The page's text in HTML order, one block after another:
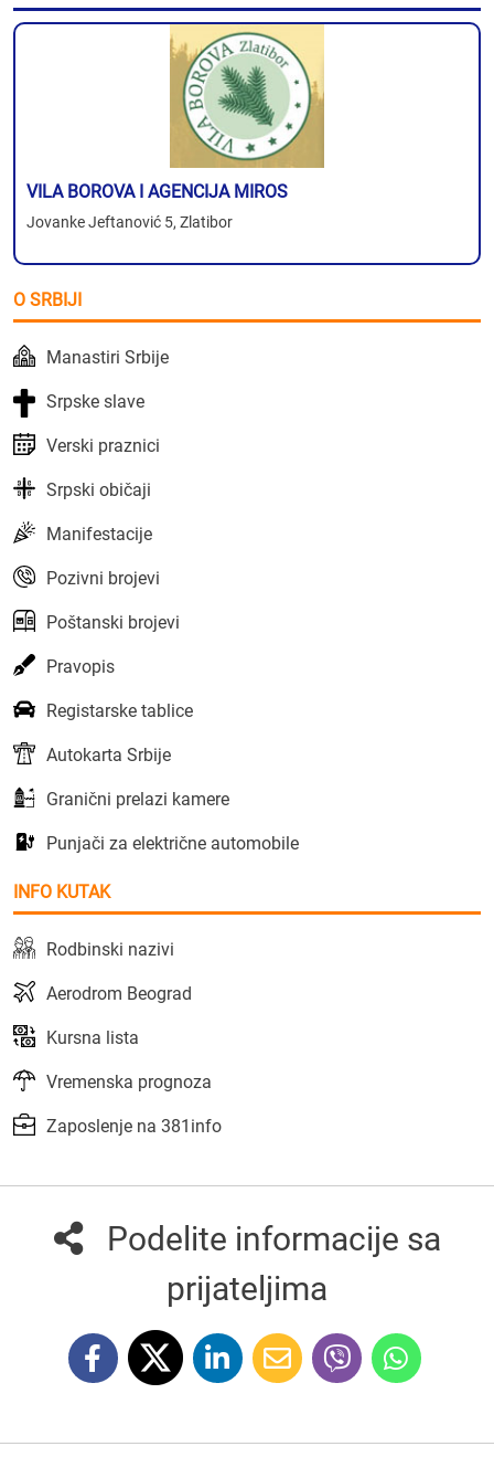
VILA BOROVA I AGENCIJA MIROS
Jovanke Jeftanović 5, Zlatibor
O SRBIJI
Manastiri Srbije
Srpske slave
Verski praznici
Srpski običaji
Manifestacije
Pozivni brojevi
Poštanski brojevi
Pravopis
Registarske tablice
Autokarta Srbije
Granični prelazi kamere
Punjači za električne automobile
INFO KUTAK
Rodbinski nazivi
Aerodrom Beograd
Kursna lista
Vremenska prognoza
Zaposlenje na 381info
Podelite informacije sa
prijateljima